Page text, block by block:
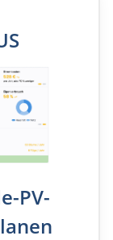
PV-
möglich